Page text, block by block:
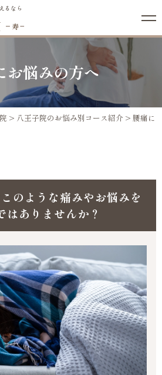
るなら
お悩みの方へ
> 八王子院のお悩み別コース紹介 > 腰痛に
のような痛みやお悩みを
はありませんか？